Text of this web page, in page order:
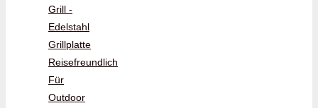
Grill -
Edelstahl
Grillplatte
Reisefreundlich
Für
Outdoor